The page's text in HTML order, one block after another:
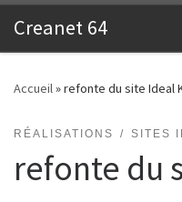
Skip to content
Creanet 64
Accueil»refonte du site Ideal
RÉALISATIONS SITES
refonte du